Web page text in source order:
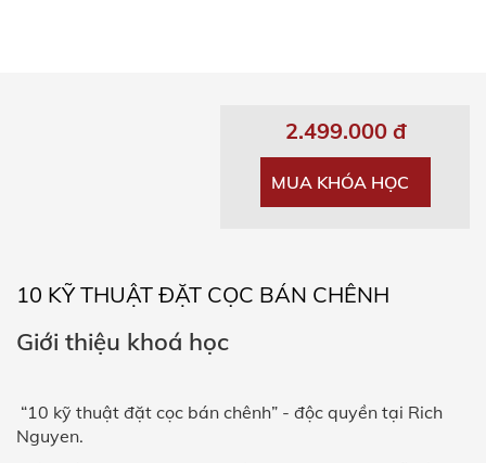
2.499.000 đ
MUA KHÓA HỌC
10 KỸ THUẬT ĐẶT CỌC BÁN CHÊNH
Giới thiệu khoá học
“10 kỹ thuật đặt cọc bán chênh” - độc quyền tại Rich
Nguyen.